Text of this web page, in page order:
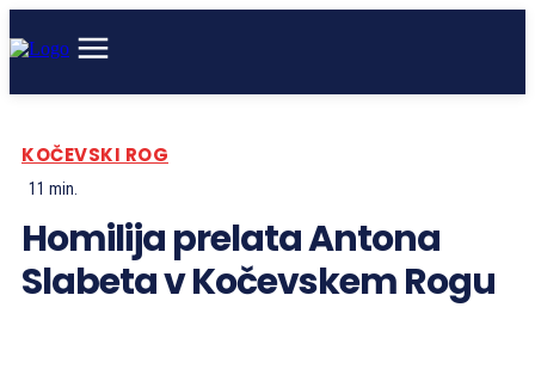
KOČEVSKI ROG
11 min.
Homilija prelata Antona
Slabeta v Kočevskem Rogu